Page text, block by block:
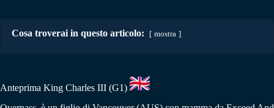
Cosa troverai in questo articolo: mostra
Anteprima King Charles III (G1)